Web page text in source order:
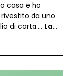
casa e ho
da uno
di carta.... La